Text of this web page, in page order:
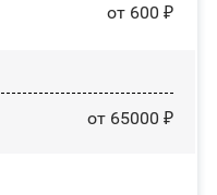
от 600 ₽
от 65000 ₽